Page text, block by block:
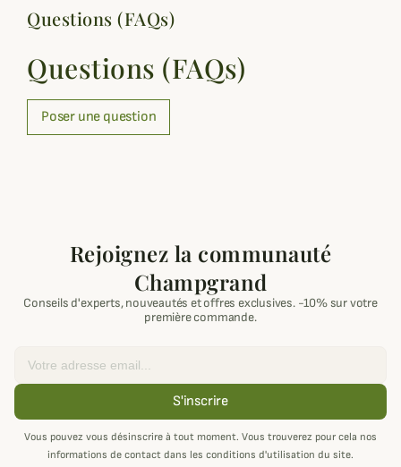
Questions (FAQs)
Questions (FAQs)
Poser une question
Rejoignez la communauté
Champgrand
Conseils d'experts, nouveautés et offres exclusives. -10% sur votre
première commande.
S'inscrire
Vous pouvez vous désinscrire à tout moment. Vous trouverez pour cela nos
informations de contact dans les conditions d'utilisation du site.